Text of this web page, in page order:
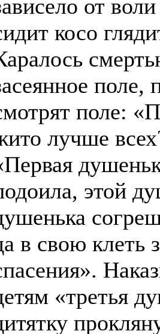
от
косо
поле,
поле:
лучше
этой
в свою клеть
«третья